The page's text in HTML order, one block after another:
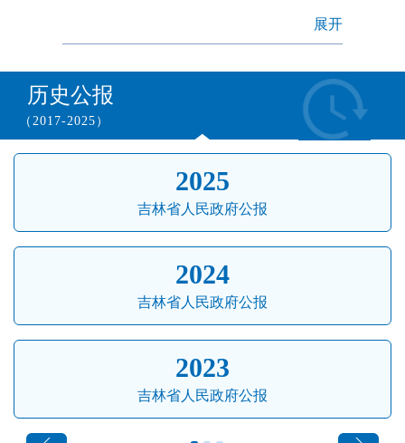
展开
历史公报
（2017-2025）
2025
吉林省人民政府公报
2024
吉林省人民政府公报
2023
吉林省人民政府公报